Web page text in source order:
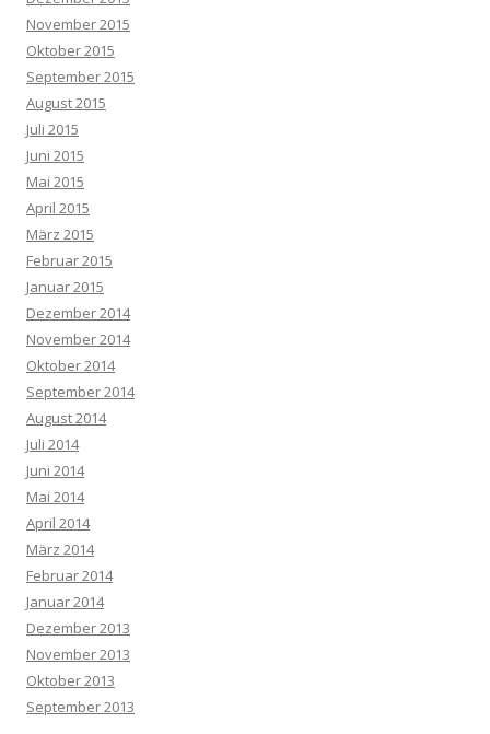
November 2015
Oktober 2015
September 2015
August 2015
Juli 2015
Juni 2015
Mai 2015
April 2015
März 2015
Februar 2015
Januar 2015
Dezember 2014
November 2014
Oktober 2014
September 2014
August 2014
Juli 2014
Juni 2014
Mai 2014
April 2014
März 2014
Februar 2014
Januar 2014
Dezember 2013
November 2013
Oktober 2013
September 2013